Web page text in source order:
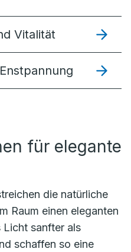
Vitalität
für elegante
die natürliche
Raum einen eleganten
Licht sanfter als
schaffen so eine